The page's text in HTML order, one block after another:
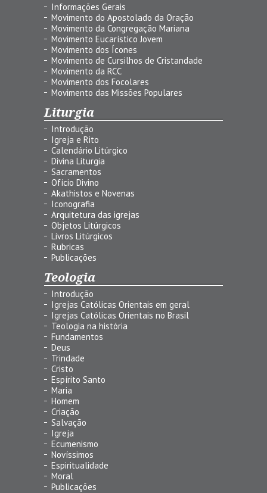
Informações Gerais
Movimento do Apostolado da Oração
Movimento da Congregação Mariana
Movimento Eucarístico Jovem
Movimento dos Ícones
Movimento de Cursilhos de Cristandade
Movimento da RCC
Movimento dos Focolares
Movimento das Missões Populares
Liturgia
Introdução
Igreja e Rito
Calendário Litúrgico
Divina Liturgia
Sacramentos
Ofício Divino
Akathistos e Novenas
Iconografia
Arquitetura das igrejas
Objetos Litúrgicos
Livros Litúrgicos
Rubricas
Publicações
Teologia
Introdução
Igrejas Católicas Orientais em geral
Igrejas Católicas Orientais no Brasil
Teologia na história
Fundamentos
Deus
Trindade
Cristo
Espírito Santo
Maria
Homem
Criação
Salvação
Igreja
Ecumenismo
Novíssimos
Espiritualidade
Moral
Publicações